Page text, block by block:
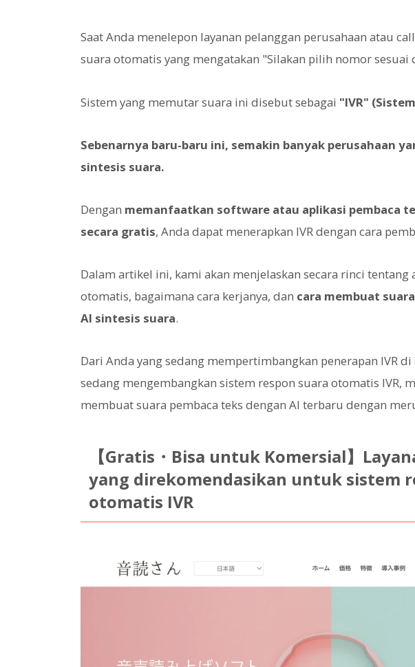
Saat Anda menelepon layanan pelanggan perusahaan atau
suara otomatis yang mengatakan "Silakan pilih nomor sesuai
Sistem yang memutar suara ini disebut sebagai "IVR"
Sebenarnya baru-baru ini, semakin banyak perusahaan
sintesis suara.
Dengan memanfaatkan software atau aplikasi pembaca
secara gratis, Anda dapat menerapkan IVR dengan cara
Dalam artikel ini, kami akan menjelaskan secara rinci tentang
otomatis, bagaimana cara kerjanya, dan cara membuat
AI sintesis suara.
Dari Anda yang sedang mempertimbangkan penerapan IVR
sedang mengembangkan sistem respon suara otomatis IVR,
membuat suara pembaca teks dengan AI terbaru dengan
【Gratis・Bisa untuk Komersial】
yang direkomendasikan untuk sistem
otomatis IVR